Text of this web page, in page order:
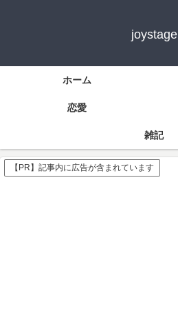
joystage
ホーム
恋愛
雑記
【PR】記事内に広告が含まれています